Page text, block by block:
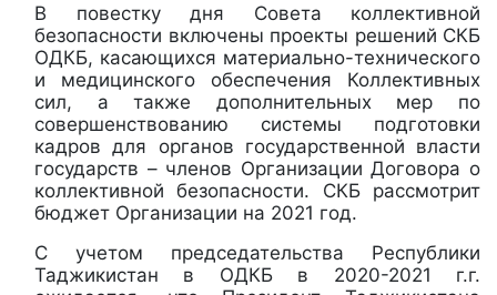
В повестку дня Совета коллективной
безопасности включены проекты решений СКБ
ОДКБ, касающихся материально-технического
и медицинского обеспечения Коллективных
сил, а также дополнительных мер по
совершенствованию системы подготовки
кадров для органов государственной власти
государств – членов Организации Договора о
коллективной безопасности. СКБ рассмотрит
бюджет Организации на 2021 год.
С учетом председательства Республики
Таджикистан в ОДКБ в 2020-2021 г.г.